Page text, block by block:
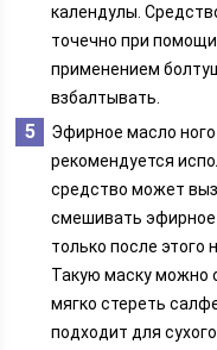
календулы.
точечно при
применением
взбалтывать.
Эфирное масло
рекомендуется
средство может
смешивать
только после этого
Такую маску можно
мягко стереть
подходит для